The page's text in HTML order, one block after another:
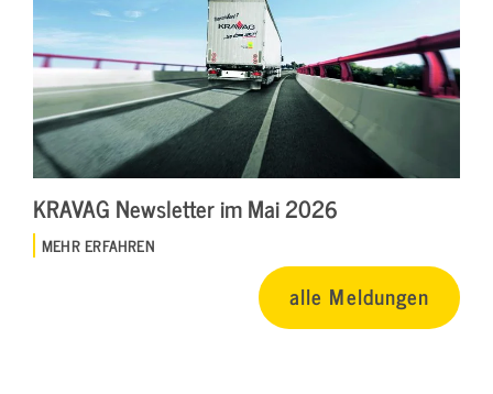
KRAVAG Newsletter im Mai 2026
MEHR ERFAHREN
alle Meldungen